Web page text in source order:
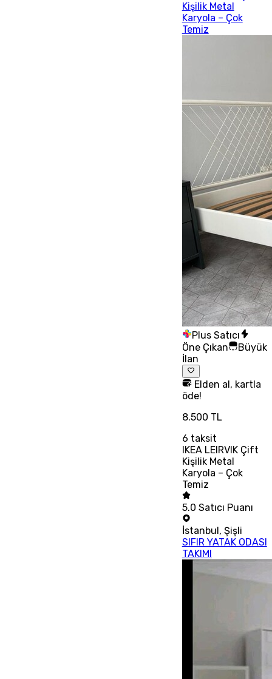
Kişilik Metal
Karyola – Çok
Temiz
Plus Satıcı
Öne Çıkan
Büyük
İlan
Elden al, kartla
öde!
8.500 TL
6 taksit
IKEA LEIRVIK Çift
Kişilik Metal
Karyola – Çok
Temiz
5.0 Satıcı Puanı
İstanbul , Şişli
SIFIR YATAK ODASI
TAKIMI